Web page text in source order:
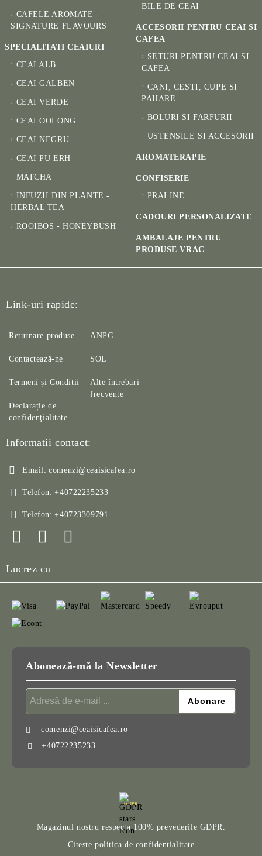
CAFELE AROMATE -
SIGNATURE FLAVOURS
SPECIALITATI CEAIURI
CEAI ALB
CEAI GALBEN
CEAI VERDE
CEAI OOLONG
CEAI NEGRU
CEAI PU ERH
MATCHA
INFUZII DIN PLANTE -
HERBAL TEA
ROOIBOS - HONEYBUSH
BILE DE CEAI
ACCESORII PENTRU CEAI SI
CAFEA
SETURI PENTRU CEAI SI
CAFEA
CANI, CESTI, CUPE SI
PAHARE
BOLURI SI FARFURII
USTENSILE SI ACCESORII
AROMATERAPIE
CONFISERIE
PRALINE
CADOURI PERSONALIZATE
AMBALAJE PENTRU
PRODUSE VRAC
Link-uri rapide:
Returnare produse
Contactează-ne
Termeni și Condiții
Declarație de
confidenţialitate
ANPC
SOL
Alte întrebări
frecvente
Informatii contact:
Email: comenzi@ceaisicafea.ro
Telefon: +40722235233
Telefon: +40723309791
Lucrez cu
Abonează-mă la Newsletter
comenzi@ceaisicafea.ro
+40722235233
GDPR
Magazinul nostru respecta 100% prevederile GDPR.
Citeste politica de confidentialitate